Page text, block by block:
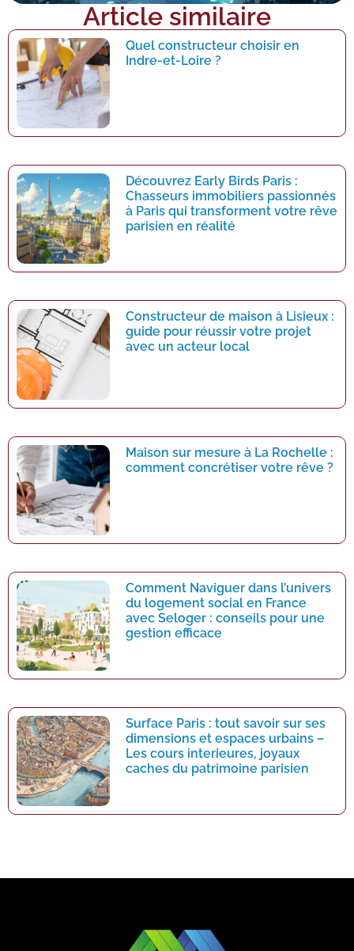
Article similaire
Quel constructeur choisir en
Indre-et-Loire ?
Découvrez Early Birds Paris :
Chasseurs immobiliers passionnés
à Paris qui transforment votre rêve
parisien en réalité
Constructeur de maison à Lisieux :
guide pour réussir votre projet
avec un acteur local
Maison sur mesure à La Rochelle :
comment concrétiser votre rêve ?
Comment Naviguer dans l’univers
du logement social en France
avec Seloger : conseils pour une
gestion efficace
Surface Paris : tout savoir sur ses
dimensions et espaces urbains –
Les cours interieures, joyaux
caches du patrimoine parisien